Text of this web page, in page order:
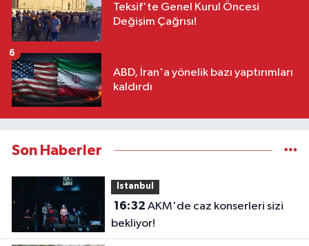
Teksif'te Genel Kurul Öncesi
Değişim Çağrısı!
ABD, İran'a yönelik bazı yaptırımları
kaldırdı
6
Son Haberler
Istanbul
16:32
bekliyor!